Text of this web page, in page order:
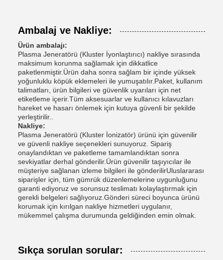
Ambalaj ve Nakliye:
Ürün ambalajı:
Plasma Jeneratörü (Kluster İyonlaştırıcı) nakliye sırasında
maksimum korunma sağlamak için dikkatlice
paketlenmiştir.Ürün daha sonra sağlam bir içinde yüksek
yoğunluklu köpük eklemeleri ile yumuşatılır.Paket, kullanım
talimatları, ürün bilgileri ve güvenlik uyarıları için net
etiketleme içerir.Tüm aksesuarlar ve kullanıcı kılavuzları
hareket ve hasarı önlemek için kutuya güvenli bir şekilde
yerleştirilir..
Nakliye:
Plasma Jeneratörü (Kluster İonizatör) ürünü için güvenilir
ve güvenli nakliye seçenekleri sunuyoruz. Sipariş
onaylandıktan ve paketleme tamamlandıktan sonra
sevkiyatlar derhal gönderilir.Ürün güvenilir taşıyıcılar ile
müşteriye sağlanan izleme bilgileri ile gönderilirUluslararası
siparişler için, tüm gümrük düzenlemelerine uygunluğunu
garanti ediyoruz ve sorunsuz teslimatı kolaylaştırmak için
gerekli belgeleri sağlıyoruz.Gönderi süreci boyunca ürünü
korumak için kırılgan nakliye hizmetleri uygulanır,
mükemmel çalışma durumunda geldiğinden emin olmak.
Sıkça sorulan sorular: